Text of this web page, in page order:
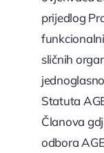
prijedlog
sličnih
Statuta
Članova
odbora